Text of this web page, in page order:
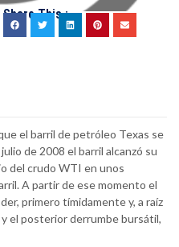
Share This :
el barril de petróleo Texas se
de 2008 el barril alcanzó su
del crudo WTI en unos
A partir de ese momento el
primero tímidamente y, a raíz
el posterior derrumbe bursátil,